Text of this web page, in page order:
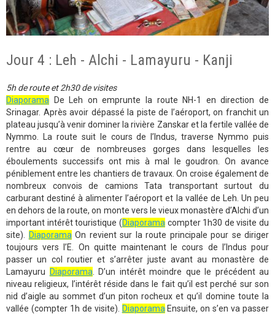
Jour 4 : Leh - Alchi - Lamayuru - Kanji
5h de route et 2h30 de visites
Diaporama De Leh on emprunte la route NH-1 en direction de
Srinagar. Après avoir dépassé la piste de l’aéroport, on franchit un
plateau jusqu’à venir dominer la rivière Zanskar et la fertile vallée de
Nymmo. La route suit le cours de l’Indus, traverse Nymmo puis
rentre au cœur de nombreuses gorges dans lesquelles les
éboulements successifs ont mis à mal le goudron. On avance
péniblement entre les chantiers de travaux. On croise également de
nombreux convois de camions Tata transportant surtout du
carburant destiné à alimenter l’aéroport et la vallée de Leh. Un peu
en dehors de la route, on monte vers le vieux monastère d’Alchi d’un
important intérêt touristique (Diaporama compter 1h30 de visite du
site).
Diaporama On revient sur la route principale pour se diriger
toujours vers l’E. On quitte maintenant le cours de l’Indus pour
passer un col routier et s’arrêter juste avant au monastère de
Lamayuru
Diaporama . D’un intérêt moindre que le précédent au
niveau religieux, l’intérêt réside dans le fait qu’il est perché sur son
nid d’aigle au sommet d’un piton rocheux et qu’il domine toute la
vallée (compter 1h de visite).
Diaporama Ensuite, on s’en va passer